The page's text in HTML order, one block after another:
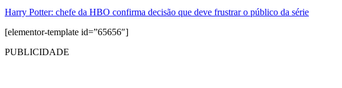
Harry Potter: chefe da HBO confirma decisão que deve frustrar o público da série
[elementor-template id=”65656″]
PUBLICIDADE